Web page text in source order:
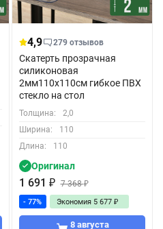
4,9 279 отзывов
Скатерть прозрачная
силиконовая
2мм110x110см гибкое ПВХ
стекло на стол
Толщина:
2,0
Ширина:
110
Длина:
110
Оригинал
1 691 ₽ 7 368₽
- 77% Экономия 5 677 ₽
8 августа